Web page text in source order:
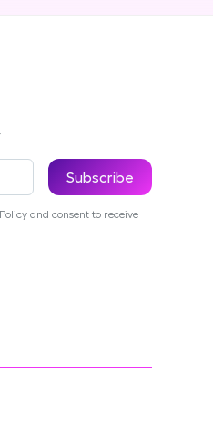
and consent to receive